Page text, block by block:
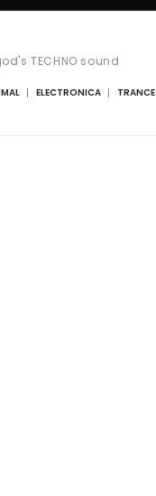
TECHNO sound
ELECTRONICA TRANCE